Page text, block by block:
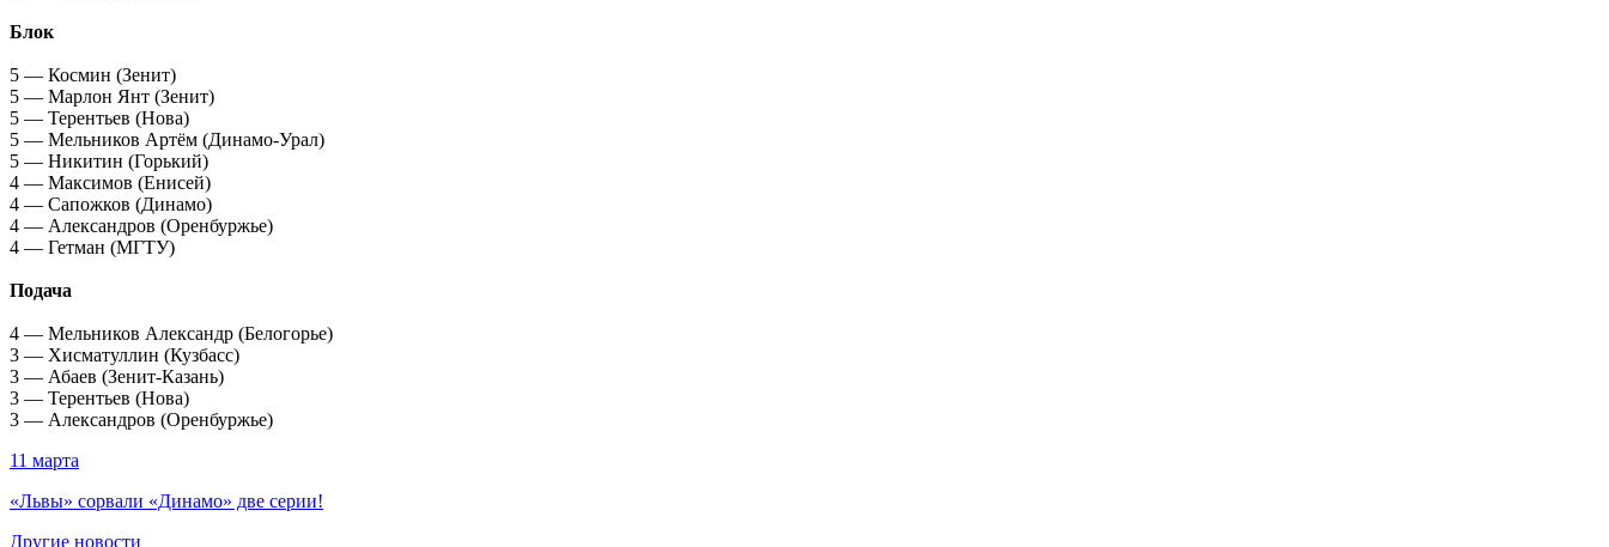
Блок
5 — Космин (Зенит)
5 — Марлон Янт (Зенит)
5 — Терентьев (Нова)
5 — Мельников Артём (Динамо-Урал)
5 — Никитин (Горький)
4 — Максимов (Енисей)
4 — Сапожков (Динамо)
4 — Александров (Оренбуржье)
4 — Гетман (МГТУ)
Подача
4 — Мельников Александр (Белогорье)
3 — Хисматуллин (Кузбасс)
3 — Абаев (Зенит-Казань)
3 — Терентьев (Нова)
3 — Александров (Оренбуржье)
11 марта
«Львы» сорвали «Динамо» две серии!
Другие новости